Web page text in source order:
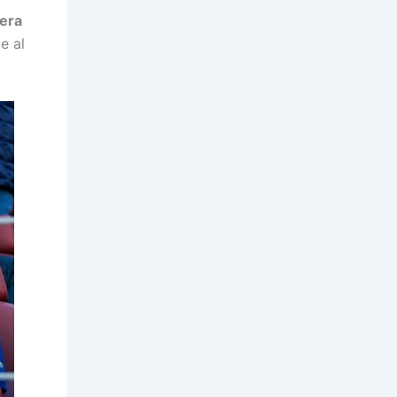
al